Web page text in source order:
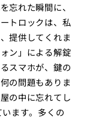
忘れた瞬間に、
トロックは、私
提供してくれま
ン」による解錠
スマホが、鍵の
の問題もありま
の中に忘れてし
ます。多くの